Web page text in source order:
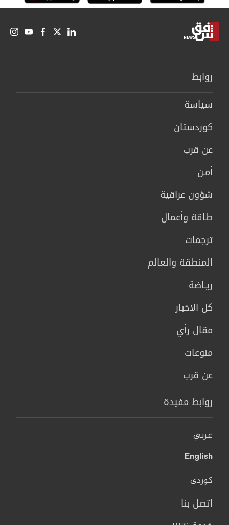
روابط
سیاسة
كوردستان
عن قرب
أمـن
شؤون عراقية
طاقة وأعمال
ترجمات
المنطقة والعالم
ريـاضة
كل الاخبار
مقال رأي
منوعات
عن قرب
روابط مفيدة
عربي
English
کوردی
اتصل بنا